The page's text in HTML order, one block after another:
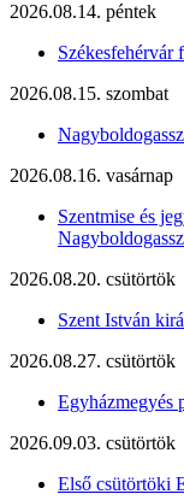
2026.08.14. péntek
Székesfehérvár
2026.08.15. szombat
2026.08.16. vasárnap
Szentmise és
2026.08.20. csütörtök
Szent István
2026.08.27. csütörtök
Egyházmegyés
2026.09.03. csütörtök
Első csütörtöki